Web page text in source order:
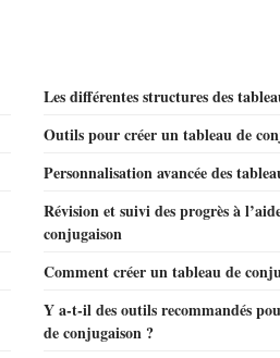
Les différentes structures des
Outils pour créer un tableau de
Personnalisation avancée des
Révision et suivi des progrès à
conjugaison
Comment créer un tableau de
Y a-t-il des outils recommandés
de conjugaison ?